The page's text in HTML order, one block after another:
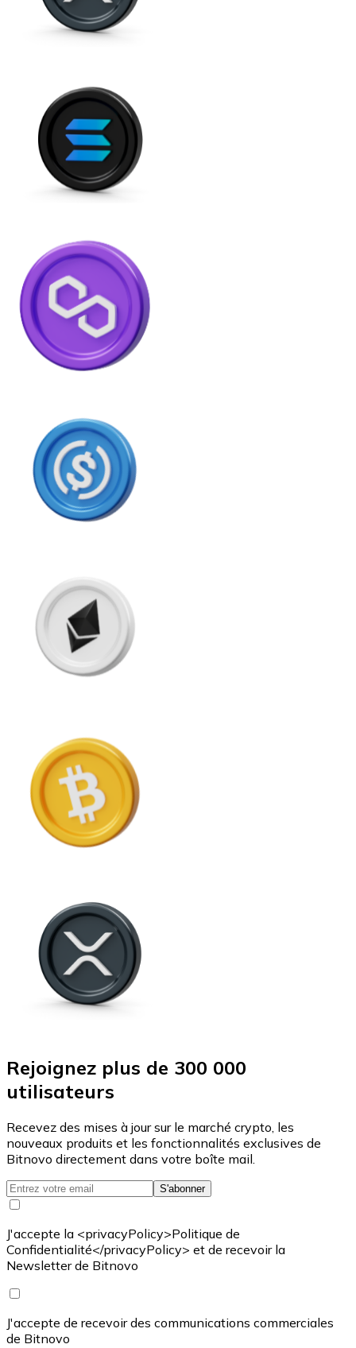
Rejoignez plus de 300 000
utilisateurs
Recevez des mises à jour sur le marché crypto, les
nouveaux produits et les fonctionnalités exclusives de
Bitnovo directement dans votre boîte mail.
S'abonner
J'accepte la <privacyPolicy>Politique de
Confidentialité</privacyPolicy> et de recevoir la
Newsletter de Bitnovo
J'accepte de recevoir des communications commerciales
de Bitnovo